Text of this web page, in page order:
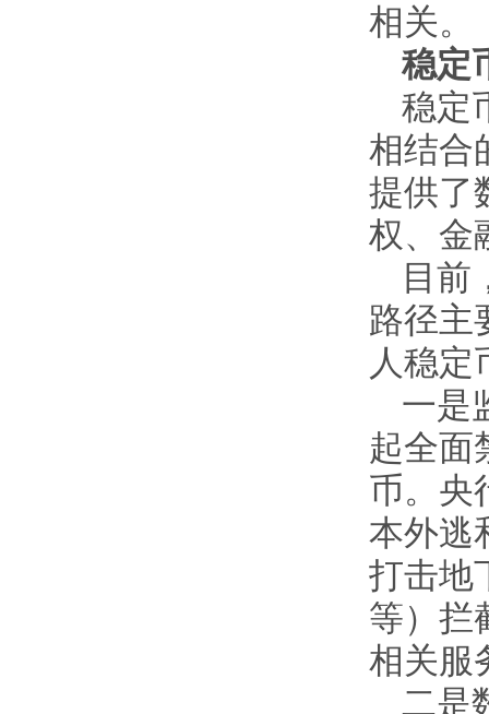
相关。
稳定
稳定
相结合
提供了
权、金
目前
路径主
人稳定
一是
起全面
币。央
本外逃
打击地
等）拦
相关服
二是